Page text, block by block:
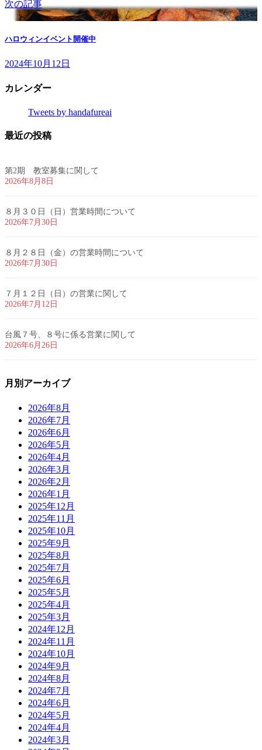
次の記事
ハロウィンイベント開催中
2024年10月12日
カレンダー
Tweets by handafureai
最近の投稿
第2期 教室募集に関して
2026年8月8日
８月３０日（日）営業時間について
2026年7月30日
８月２８日（金）の営業時間について
2026年7月30日
７月１２日（日）の営業に関して
2026年7月12日
台風７号、８号に係る営業に関して
2026年6月26日
月別アーカイブ
2026年8月
2026年7月
2026年6月
2026年5月
2026年4月
2026年3月
2026年2月
2026年1月
2025年12月
2025年11月
2025年10月
2025年9月
2025年8月
2025年7月
2025年6月
2025年5月
2025年4月
2025年3月
2024年12月
2024年11月
2024年10月
2024年9月
2024年8月
2024年7月
2024年6月
2024年5月
2024年4月
2024年3月